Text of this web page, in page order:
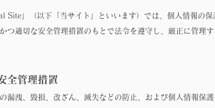
Site」（以下「当サイト」といいます）では、個人情報の
つ適切な安全管理措置のもとで法令を遵守し、厳正に管理
全管理措置
漏洩、毀損、改ざん、滅失などの防止、および個人情報保